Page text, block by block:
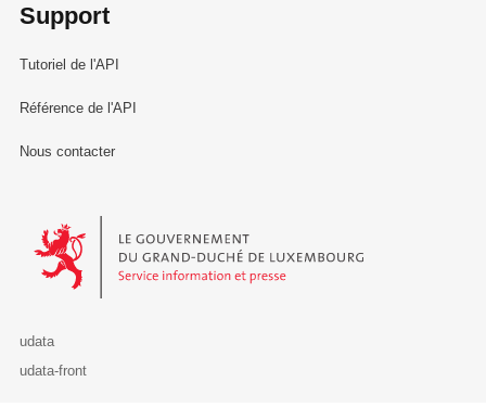
Support
Tutoriel de l'API
Référence de l'API
Nous contacter
Le Gouvernement du Grand-Duché de Luxembourg - Service
udata
udata-front